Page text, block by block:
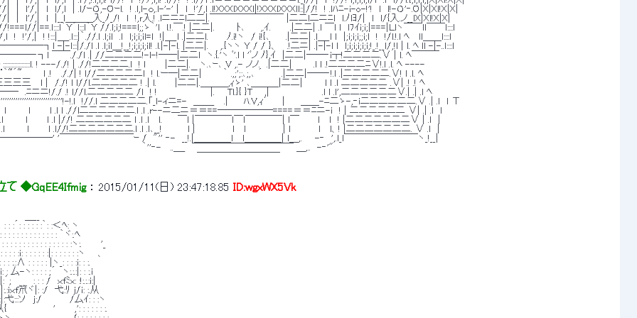
|　|　l'/,|　l　l/,l　| .l/ｰＯ,-Oｰl.　! .l,l-ｏ,.l-'-' |　l　!'/,l .l!XXXlXXXl|!XXXｌXXXlｌ::|//!　! .lﾊﾆ-ｉ-o-!'!　l　l!-Ｏ'‐.O|X|Xl!X|X|
　|　l'/,|　l　|__l＿＿＿入_ﾉ_/!　l　!,ｒ入.! .lニニﾆl二二|.￣￣￣￣￣￣￣￣ |二二ｌ二ニﾆl　l.ﾉlﾖ/|　l　l/{入.ノ__lX|Xl!X|X|
|==.l::::l｀Y´l:::l｀Y //.l;i;!===l;;ゝ｀'l　l.!.￣.! |二二|.　　　 ﾄ､　 　,.ｲ.　　　.|二二| .l ￣l l　l7ｲｉ;ｉ;|===|Ｌlヽ￣￣ll￣￣l::::l
!　!'/,|　! !:::|＿_.l:::|｀.//.l .l;il　.l　l;i;i;il=l　!|＿_l .|二二l.　 　 ﾉ.i!ヽ　/ i!{､　　 .|二二| .l＿_l l　|;i;i;i;;i;l　!　!/l.!.ｌ ﾍ　 ll＿＿l::::l
-|-l:::|/./l .l .l;il＿!__!;i;i;i;il! .l.|-|-l. |二二|. 　 ,.{ヽヽ Y / / }、　 .!二ニ| .|-|-l l　l;i;i;i;i;i;!_.!__l/,!l | l. ﾍ lｌ -|-..l::::l
￣￣././l .| //二二二二!-l-!――|二二l　ヽ.{.'ヽ ﾞ'.l l 'ﾞノ ﾉ},ｲ　|二二|――‐i┬!二二二二.∨ | l. ﾍ￣￣￣
〈Y〉:::::::::::::::::::l. ! ---/./! | .//!二二二二.l　! ｌ　　　|二二|.　 ヽ.､ｰ､ V ,.- ノノ.　.|二二| 　 　 .l l .!二二二二ﾆ∨!.l .l. ﾍ ----
｀~´~ 　 　 l .!　 ././| ! l//二二二二二l　! l.ー―|二二| 　 　 ｀ .,;';:､;,､ ´　 　 .|二二|――‐!.l .|二二二二二.∨! l .l. ﾍ
三三三三 　ｌ |　/./! l l//l.二二二二二 ! .| l.　 　 |二二|.＿＿＿,ｨゝ' ､＿＿＿|二二|　　　 ｌ l .l 二二二二二 .∨| .! .! ﾍ
ニニ!/./ .! l//l.二二二二二 /l　! !　　　　　 　 　 |.　　Tｌ.}{ }T　　.|　　 　 　 　 　 .ｌ l .l',二二二二二二∨.| .| .l ﾍ
!.l　!//.l 二二二二二.「_l-ィニ=-　＿＿_　 .|　　 ﾊ.V,ｨ′　 |　　 ＿＿-ﾆ二ゝ-,‐i二二二二二二.∨ .| .l　l Τ
　 l　　　 l　　　l .l l .//ｌ二二二二二二.l .l .r--ニ二ニ＝＝==――――――====＝＝ﾆニ-i　! | 二二二二二二 ∨| .| .ｌ　l
　.l　　　 l　　　l .l |//! 二二二二二二 l .l .l　 l.　　 ￣l |￣￣￣￣l￣l￣￣￣￣| l￣　 　 l　 l　! |二二二二二二二∨ | .ｌ　|
.l　　　 l　　　l .l//!二二二二二二二.l .l .l､__!　　　　l |　 　 　 　 l　 l　 　 　 　 | l　 　 　 l　 l、! |二二二二二二二. ∨ .ｌ　|
'￣￣￣￣￣￣￣￣ｰ /　"'' ‐-　__!.|＿＿＿＿l　 l＿＿＿＿| ｌ＿,.　　-‐　',.ｌ_l￣￣￣￣￣￣￣￣ヽ_!__|
　　　　　　　　　　　　　　　　　　　　　　｀''‐-　 ..＿_　￣￣￣￣￣￣￣￣￣￣￣ ＿,..　-‐'"
　　　　　　　　　　　　　　　　　　　　　　　　　　　　　　 ￣￣￣￣￣￣￣￣￣
て ◆GqEE4Ifmig ： 2015/01/11(日) 23:47:18.85 ID:wgxWX5Vk
:｀: :＜ﾍ: ヽ
: : : : : : : : : : ｀ヾ:.ﾍ
: : : : : : : : : : : : :ヽ:.　　　'_
: : :ｉ: : : : : : :|: : : : : : :ヽ　　、
: : : : : |ヽ_: : : :ｉ: : :.
: 厶-ヽ: : : : ;´　ヽ:.:.:|: : :.i
　　　 : : : /　ｘfﾐx: :!:.:.:i:|
ｘf笊ヾ|: :/　弋:ﾘ j/ｉ: :.从
弋:::ソ　j:/　 　 　 /厶ｲ: : :ヽ
　 　 　 　 '　　　,': : : : : : :.